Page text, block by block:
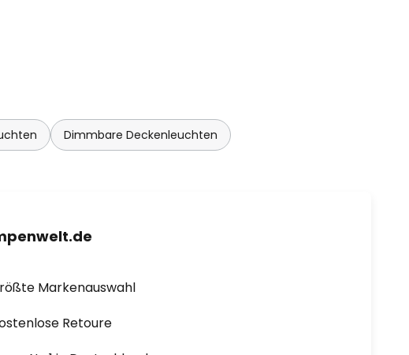
Dimmbare Deckenleuchten
Markenauswahl
Retoure